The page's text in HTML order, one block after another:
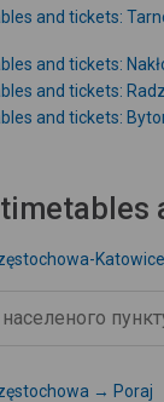
and tickets:
and tickets:
and tickets:
and tickets:
Katowice
→ Poraj